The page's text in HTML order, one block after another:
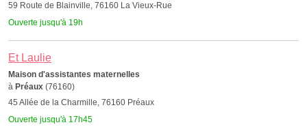
59 Route de Blainville, 76160 La Vieux-Rue
Ouverte jusqu'à 19h
Et Laulie
Maison d'assistantes maternelles
à Préaux (76160)
45 Allée de la Charmille, 76160 Préaux
Ouverte jusqu'à 17h45